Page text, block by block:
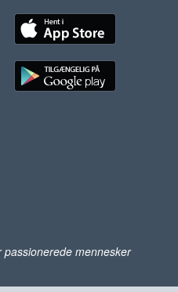
passionerede mennesker